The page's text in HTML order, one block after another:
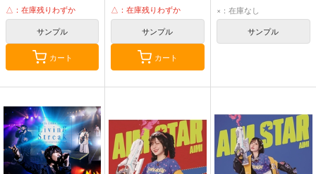
△：在庫残りわずか
サンプル
カート
△：在庫残りわずか
サンプル
カート
×：在庫なし
サンプル